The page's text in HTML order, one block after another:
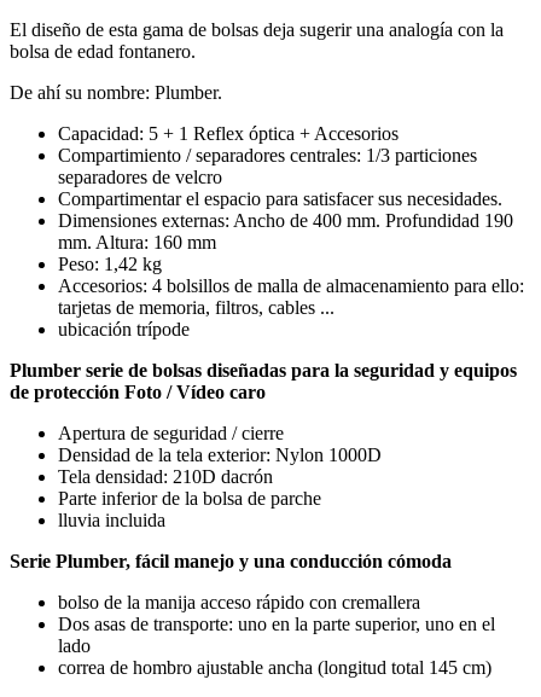
El diseño de esta gama de bolsas deja sugerir una analogía con la
bolsa de edad fontanero.
De ahí su nombre: Plumber.
Capacidad: 5 + 1 Reflex óptica + Accesorios
Compartimiento / separadores centrales: 1/3 particiones
separadores de velcro
Compartimentar el espacio para satisfacer sus necesidades.
Dimensiones externas: Ancho de 400 mm. Profundidad 190
mm. Altura: 160 mm
Peso: 1,42 kg
Accesorios: 4 bolsillos de malla de almacenamiento para ello:
tarjetas de memoria, filtros, cables ...
ubicación trípode
Plumber serie de bolsas diseñadas para la seguridad y equipos
de protección Foto / Vídeo caro
Apertura de seguridad / cierre
Densidad de la tela exterior: Nylon 1000D
Tela densidad: 210D dacrón
Parte inferior de la bolsa de parche
lluvia incluida
Serie Plumber, fácil manejo y una conducción cómoda
bolso de la manija acceso rápido con cremallera
Dos asas de transporte: uno en la parte superior, uno en el
lado
correa de hombro ajustable ancha (longitud total 145 cm)